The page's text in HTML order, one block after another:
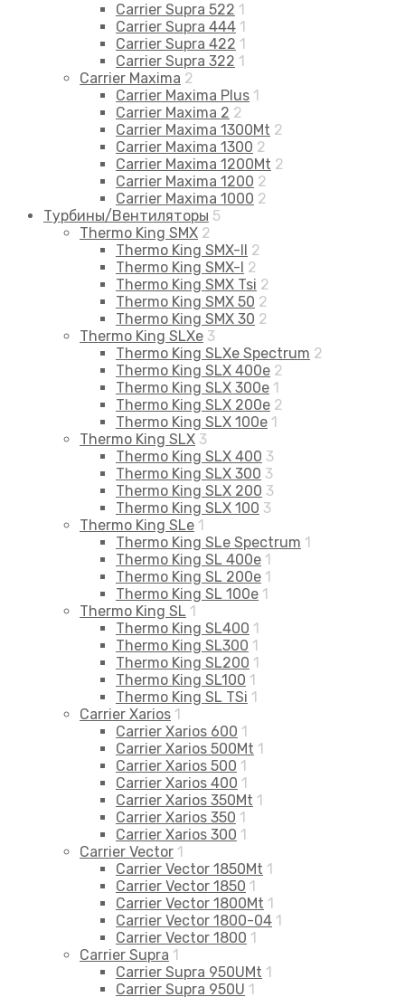
Carrier Supra 522 1
Carrier Supra 444 1
Carrier Supra 422 1
Carrier Supra 322 1
Carrier Maxima 2
Carrier Maxima Plus 1
Carrier Maxima 2 2
Carrier Maxima 1300Mt 2
Carrier Maxima 1300 2
Carrier Maxima 1200Mt 2
Carrier Maxima 1200 2
Carrier Maxima 1000 2
Турбины/Вентиляторы 5
Thermo King SMX 2
Thermo King SMX-II 2
Thermo King SMX-I 2
Thermo King SMX Tsi 2
Thermo King SMX 50 2
Thermo King SMX 30 2
Thermo King SLXe 3
Thermo King SLXe Spectrum 2
Thermo King SLX 400e 2
Thermo King SLX 300e 1
Thermo King SLX 200e 2
Thermo King SLX 100e 1
Thermo King SLX 3
Thermo King SLX 400 3
Thermo King SLX 300 3
Thermo King SLX 200 3
Thermo King SLX 100 3
Thermo King SLe 1
Thermo King SLe Spectrum 1
Thermo King SL 400e 1
Thermo King SL 200e 1
Thermo King SL 100e 1
Thermo King SL 1
Thermo King SL400 1
Thermo King SL300 1
Thermo King SL200 1
Thermo King SL100 1
Thermo King SL TSi 1
Carrier Xarios 1
Carrier Xarios 600 1
Carrier Xarios 500Mt 1
Carrier Xarios 500 1
Carrier Xarios 400 1
Carrier Xarios 350Mt 1
Carrier Xarios 350 1
Carrier Xarios 300 1
Carrier Vector 1
Carrier Vector 1850Mt 1
Carrier Vector 1850 1
Carrier Vector 1800Mt 1
Carrier Vector 1800-04 1
Carrier Vector 1800 1
Carrier Supra 1
Carrier Supra 950UMt 1
Carrier Supra 950U 1